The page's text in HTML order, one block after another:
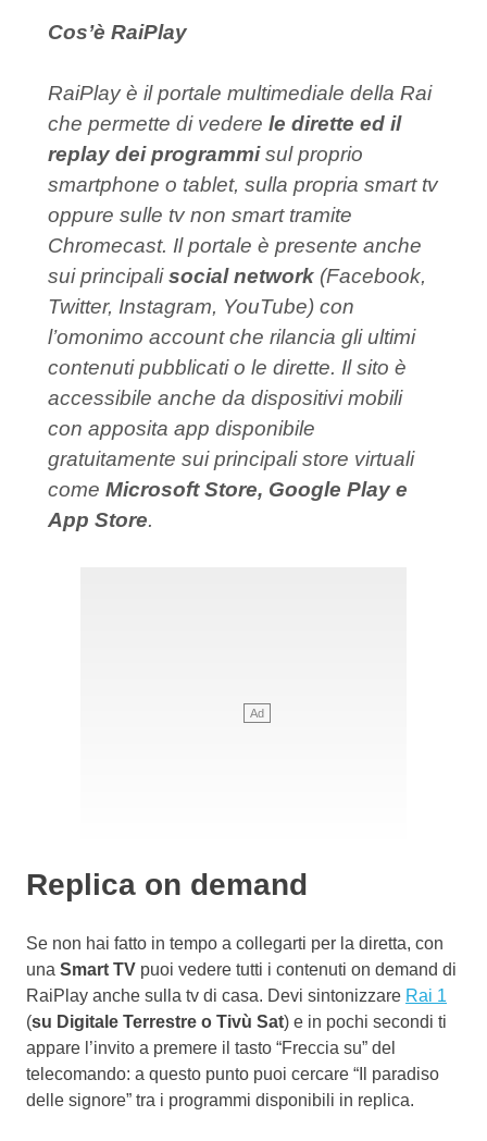
Cos’è RaiPlay
RaiPlay è il portale multimediale della Rai
che permette di vedere le dirette ed il
replay dei programmisul proprio
smartphone o tablet, sulla propria smart tv
oppure sulle tv non smart tramite
Chromecast. Il portale è presente anche
sui principalisocial network (Facebook,
Twitter, Instagram, YouTube) con
l’omonimo account che rilancia gli ultimi
contenuti pubblicati o le dirette. Il sito è
accessibile anche da dispositivi mobili
con apposita app disponibile
gratuitamente sui principali store virtuali
come Microsoft Store, Google Play e
App Store.
Replica on demand
Se non hai fatto in tempo a collegarti per la diretta, con
una Smart TV puoi vedere tutti i contenuti on demand di
RaiPlay anche sulla tv di casa. Devi sintonizzare Rai 1
(su Digitale Terrestre o Tivù Sat) e in pochi secondi ti
appare l’invito a premere il tasto “Freccia su” del
telecomando: a questo punto puoi cercare “Il paradiso
delle signore” tra i programmi disponibili in replica.